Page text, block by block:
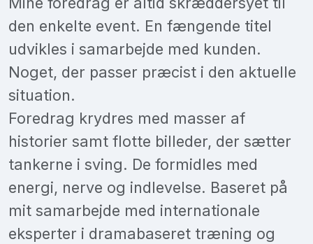
den enkelte event. En fængende titel
udvikles i samarbejde med kunden.
Noget, der passer præcist i den aktuelle
situation.
Foredrag krydres med masser af
historier samt flotte billeder, der sætter
tankerne i sving. De formidles med
energi, nerve og indlevelse. Baseret på
mit samarbejde med internationale
eksperter i dramabaseret træning og